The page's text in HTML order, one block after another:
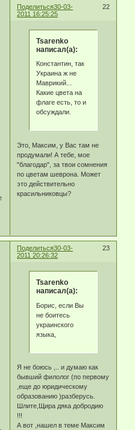
Поделиться 22
30-03-
2011 16:25:25
Tsarenko
написал(а):
Константин, так
Украина ж не
Маврикий...
Какие цвета на
флаге есть, то и
обсуждали.
Это, Максим, у Вас там не
продумали! А тебе, мое
"благодар", за твои сомнения
по цветам шеврона. Может
это действительно
красильниковцы?
Поделиться 23
30-03-
2011 20:26:32
Tsarenko
написал(а):
Борис, если Вы
не боитесь
украинского
языка,
Я не боюсь ,.. и думаю как
бывший филолог (по первому
,еще до юридическому
образованию )разберусь.
Шлите,Щира дяка добродию
!!!
А вот ,нашел в теме Максим